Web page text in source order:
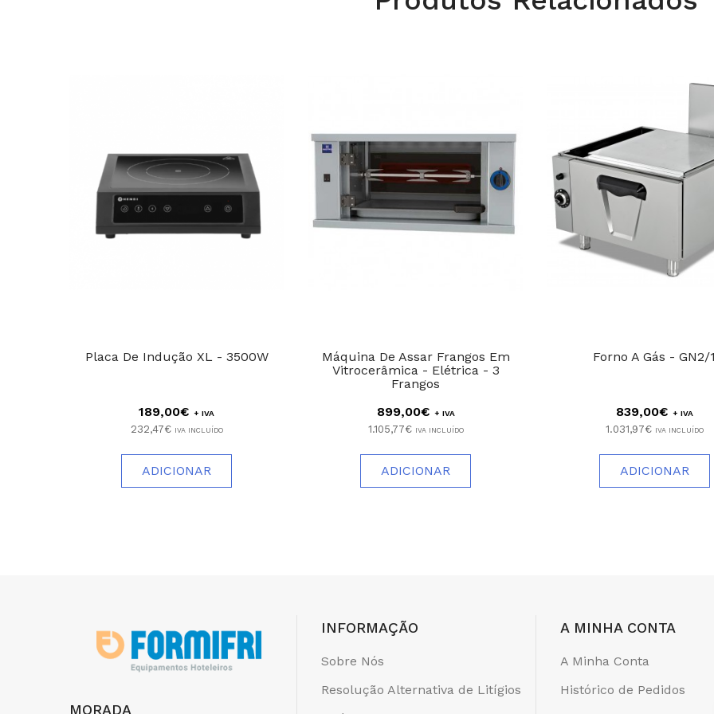
Placa De Indução XL - 3500W
189,00€+ IVA
232,47€ IVA INCLUÍDO
ADICIONAR
Máquina De Assar Frangos Em
Vitrocerâmica - Elétrica - 3
Frangos
899,00€ + IVA
1.105,77€ IVA INCLUÍDO
ADICIONAR
Forno A Gás - GN2/1
839,00€ + IVA
1.031,97€ IVA INCLUÍDO
ADICIONAR
MORADA
INFORMAÇÃO
Sobre Nós
Resolução Alternativa de Litígios
A MINHA CONTA
A Minha Conta
Histórico de Pedidos